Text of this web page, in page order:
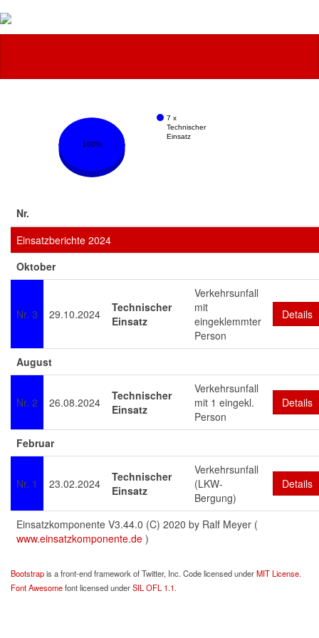
7 x
Technischer
Einsatz
100%
Nr.
Einsatzberichte 2024
Oktober
Nr. 3 29.10.2024
Technischer
Einsatz
Verkehrsunfall
mit
eingeklemmter
Person
Details
August
Nr. 2 26.08.2024
Technischer
Einsatz
Verkehrsunfall
mit 1 eingekl.
Person
Details
Februar
Nr. 1 23.02.2024
Technischer
Einsatz
Verkehrsunfall
(LKW-
Bergung)
Details
Einsatzkomponente V3.44.0 (C) 2020 by Ralf Meyer (
www.einsatzkomponente.de )
Bootstrapis a front-end framework of Twitter, Inc. Code licensed underMIT License.
Font Awesomefont licensed underSIL OFL 1.1.